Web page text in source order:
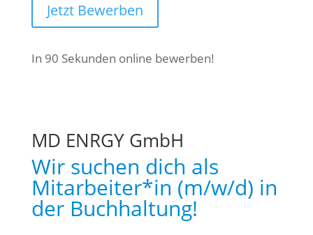
Jetzt Bewerben
In 90 Sekunden online bewerben!
MD ENRGY GmbH
Wir suchen dich als
Mitarbeiter*in (m/w/d) in
der Buchhaltung!